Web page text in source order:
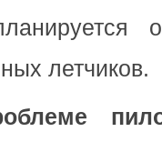
летчиков.